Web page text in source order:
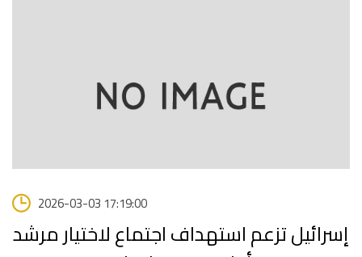
2026-03-03 17:19:00
إسرائيل تزعم استهداف اجتماع لاختيار مرشد